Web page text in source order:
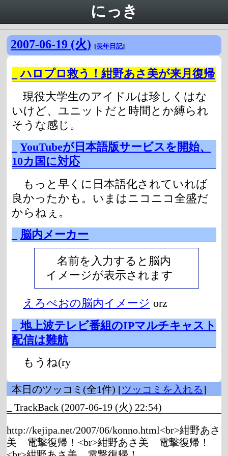
にっき
2007-06-19 (火) [長年日記]
ハロプロ救う！紺野あさ美が来月復帰
現役大学生のアイドルは珍しくはな
いけど、ユニットだと時間とか縛られ
そうな感じ。
YouTubeが日本語版サービスを開始、
10カ国に対応
もっと早くに日本語化されていれば
良かったかも。いまはニコニコ全盛だ
からねぇ。
脳内メーカー
名前を入力すると脳内
イメージが表示されます
えろぺおの脳内イメージ orz
地上波テレビ番組のIPマルチキャスト
配信は難航
もうね(ry
本日のツッコミ(全1件) [ツッコミを入れる]
TrackBack (2007-06-19 (火) 22:54)
http://kejipa.net/2007/06/konno.html<br>紺野あさ
美 電撃復帰！<br>紺野あさ美 電撃復帰！